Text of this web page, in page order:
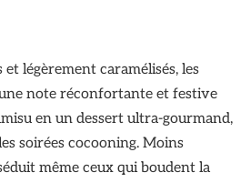
légèrement caramélisés, les
note réconfortante et festive
en un dessert ultra-gourmand,
soirées cocooning. Moins
même ceux qui boudent la